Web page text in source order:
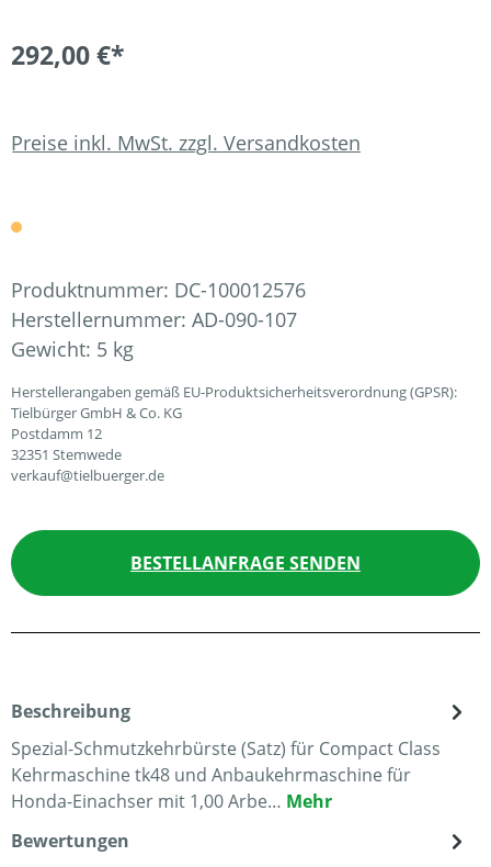
292,00 €*
Preise inkl. MwSt. zzgl. Versandkosten
Produktnummer: DC-100012576
Herstellernummer: AD-090-107
Gewicht: 5 kg
Herstellerangaben gemäß EU-Produktsicherheitsverordnung (GPSR):
Tielbürger GmbH & Co. KG
Postdamm 12
32351 Stemwede
verkauf@tielbuerger.de
BESTELLANFRAGE SENDEN
Beschreibung
Spezial-Schmutzkehrbürste (Satz) für Compact Class
Kehrmaschine tk48 und Anbaukehrmaschine für
Honda-Einachser mit 1,00 Arbe… Mehr
Bewertungen